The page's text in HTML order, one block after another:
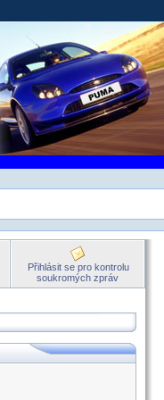
Přihlásit se pro kontrolu
soukromých zpráv